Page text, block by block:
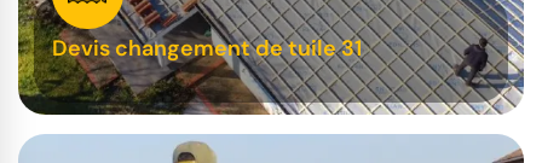
Devis changement de tuile 31